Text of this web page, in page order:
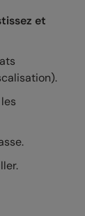
et